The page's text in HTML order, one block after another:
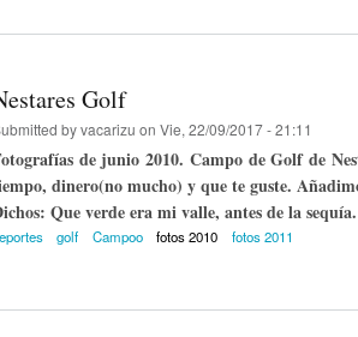
Golf
byvacarizu on Vie, 22/09/2017 - 21:11
de junio 2010. Campo de Golf de
dinero(no mucho) y que te guste.
Que verde era mi valle, antes de la sequía.
golf Campoo fotos 2010 fotos 2011